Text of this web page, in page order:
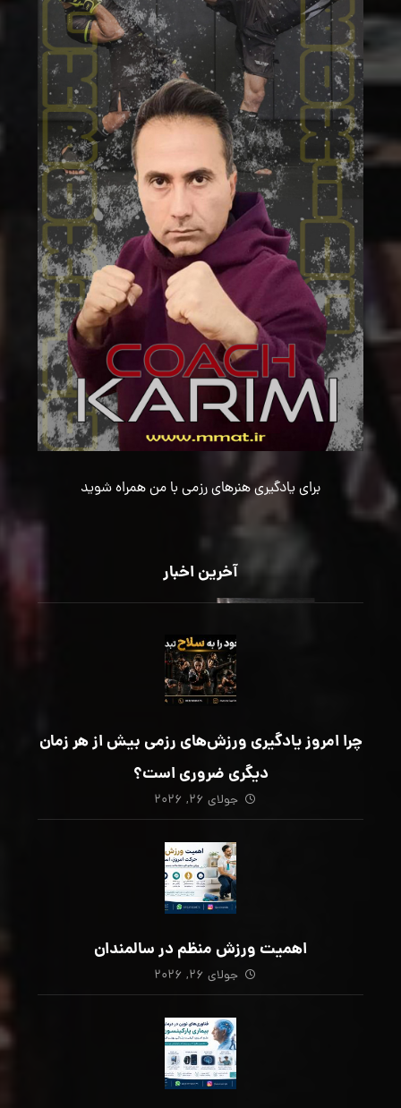
برای یادگیری هنرهای رزمی با من همراه شوید
آخرین اخبار
چرا امروز یادگیری ورزش‌های رزمی بیش از هر زمان
دیگری ضروری است؟
جولای ۲۶, ۲۰۲۶
اهمیت ورزش منظم در سالمندان
جولای ۲۶, ۲۰۲۶